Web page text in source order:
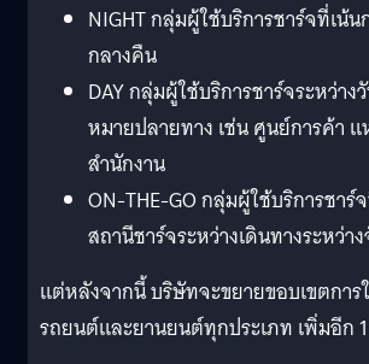
NIGHT กลุ่มผู้ใช้บริการชาร์จที่เน้
กลางคืน
DAY กลุ่มผู้ใช้บริการชาร์จระหว่า
หมายปลายทาง เช่น ศูนย์การค้า
สำนักงาน
ON-THE-GO กลุ่มผู้ใช้บริการชาร์
สถานีชาร์จระหว่างเดินทางระหว่
แต่หลังจากนี้ บริษัทจะขยายขอบเขตกา
รถยนต์และยานยนต์ทุกประเภท เพิ่มอีก